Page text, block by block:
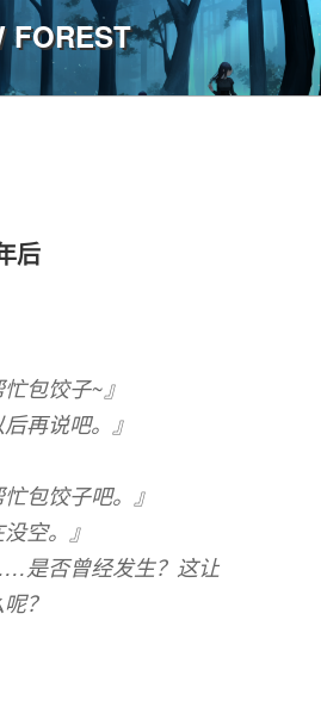
FOREST
后
包饺子~』
再说吧。』
包饺子吧。』
空。』
是否曾经发生？这让
？